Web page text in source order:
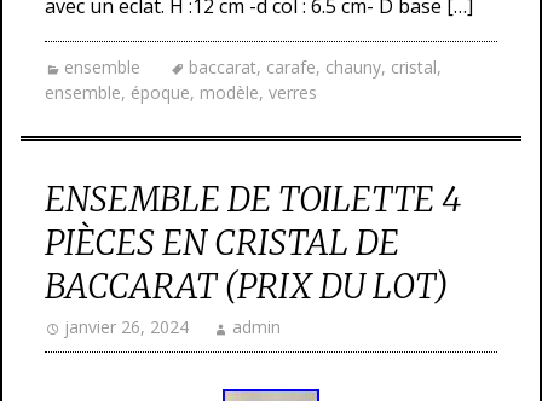
avec un eclat. H :12 cm -d col : 6.5 cm- D base […]
ensemble baccarat, carafe, chauny, cristal,
ensemble, époque, modèle, verres
ENSEMBLE DE TOILETTE 4
PIÈCES EN CRISTAL DE
BACCARAT (PRIX DU LOT)
janvier 26, 2024 admin